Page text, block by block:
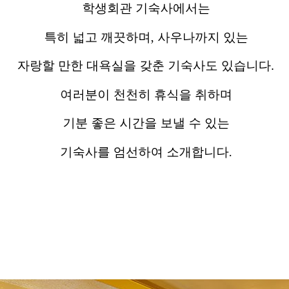
학생회관 기숙사에서는
특히 넓고 깨끗하며, 사우나까지 있는
자랑할 만한 대욕실을 갖춘 기숙사도 있습니다.
여러분이 천천히 휴식을 취하며
기분 좋은 시간을 보낼 수 있는
기숙사를 엄선하여 소개합니다.